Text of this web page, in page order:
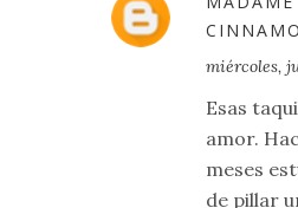
miércoles,
Esas
amor.
meses
de pillar